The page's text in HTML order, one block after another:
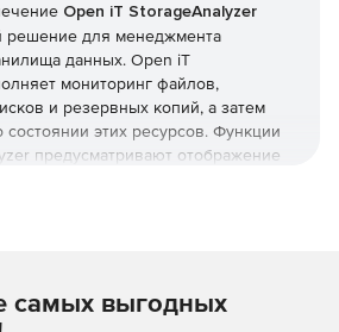
Open iT StorageAnalyzer
решение для менеджмента
данных. Open iT
мониторинг файлов,
и резервных копий, а затем
этих ресурсов. Функции
предусматривают отображение
о миграции файловых систем,
отслеживает процессы
самых выгодных